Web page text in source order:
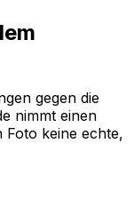
gegen die
nimmt einen
Foto keine echte,